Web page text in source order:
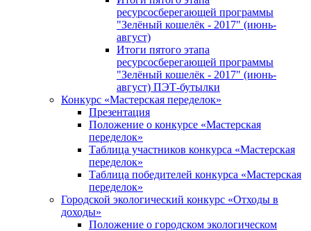
ресурсосберегающей программы
"Зелёный кошелёк - 2017" (июнь-
август)
Итоги пятого этапа
ресурсосберегающей программы
"Зелёный кошелёк - 2017" (июнь-
август) ПЭТ-бутылки
Конкурс «Мастерская переделок»
Презентация
Положение о конкурсе «Мастерская
переделок»
Таблица участников конкурса «Мастерская
переделок»
Таблица победителей конкурса «Мастерская
переделок»
Городской экологический конкурс «Отходы в
доходы»
Положение о городском экологическом